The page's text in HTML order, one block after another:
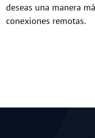
deseas una manera
conexiones remotas.